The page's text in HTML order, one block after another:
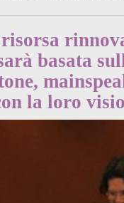
basata
la loro